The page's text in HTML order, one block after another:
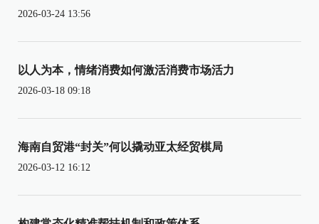
2026-03-24 13:56
以人为本，情绪消费如何激活消费市场活力
2026-03-18 09:18
海南自贸港“封关”何以撬动亚太经贸棋局
2026-03-12 16:12